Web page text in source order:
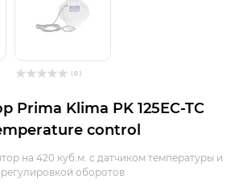
( 0 )
Prima Klima PK 125EC-TC
control
на 420 куб.м. с датчиком температуры и
регулировкой оборотов